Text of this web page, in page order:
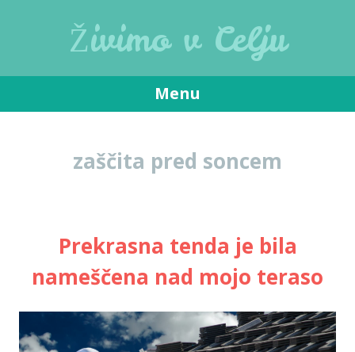
Živimo v Celju
Menu
zaščita pred soncem
Prekrasna tenda je bila
nameščena nad mojo teraso